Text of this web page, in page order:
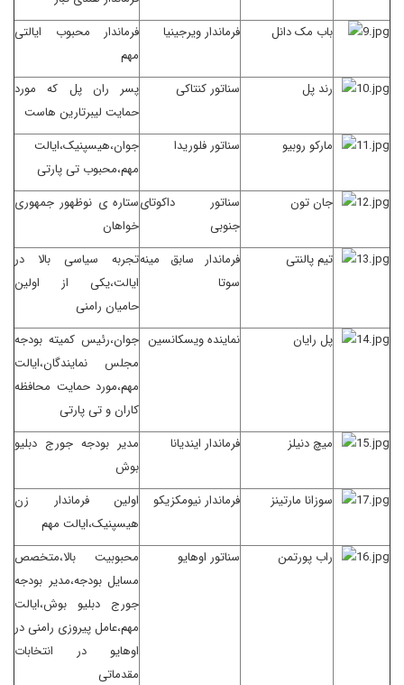
باب مک دانل
فرماندار ویرجینیا
فرماندار محبوب ایالتی
مهم
رند پل
سناتور کنتاکی
پسر ران پل که مورد
حمایت لیبرتارین هاست
مارکو روبیو
سناتور فلوریدا
جوان،هیسپنیک،ایالت
مهم،محبوب تی پارتی
جان تون
سناتور داکوتای
جنوبی
ستاره ی نوظهور جمهوری
خواهان
تیم پالنتی
فرماندار سابق مینه
سوتا
تجربه سیاسی بالا در
ایالت،یکی از اولین
حامیان رامنی
پل رایان
نماینده ویسکانسین جوان،رئیس کمیته بودجه
مجلس نمایندگان،ایالت
مهم،مورد حمایت محافظه
کاران و تی پارتی
میچ دنیلز
فرماندار ایندیانا
مدیر بودجه جورج دبلیو
بوش
سوزانا مارتینز
فرماندار نیومکزیکو
اولین فرماندار زن
هیسپنیک،ایالت مهم
راب پورتمن
سناتور اوهایو
محبوبیت بالا،متخصص
مسایل بودجه،مدیر بودجه
جورج دبلیو بوش،ایالت
مهم،عامل پیروزی رامنی در
اوهایو در انتخابات
مقدماتی